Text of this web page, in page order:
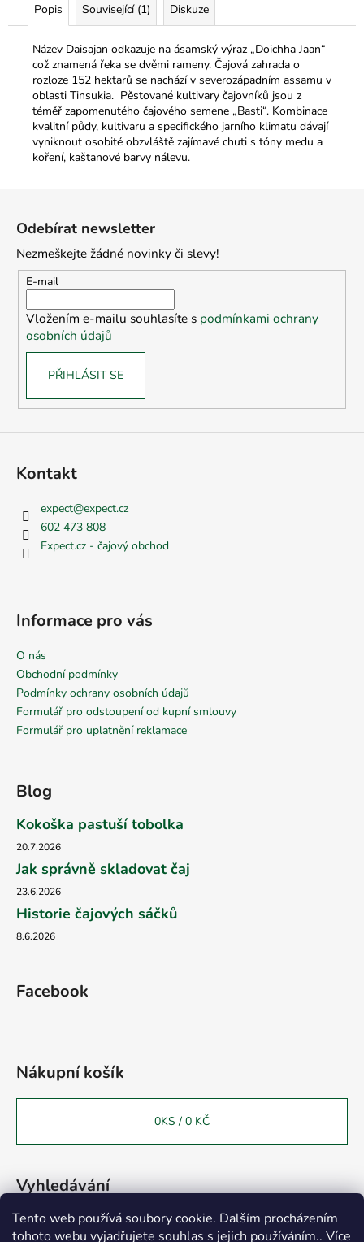
Tento web používá soubory cookie. Dalším procházením
tohoto webu vyjadřujete souhlas s jejich používáním.. Více
Popis Související (1) Diskuze
Název Daisajan odkazuje na ásamský výraz „Doichha Jaan“
což znamená řeka se dvěmi rameny. Čajová zahrada o
rozloze 152 hektarů se nachází v severozápadním assamu v
oblasti Tinsukia. Pěstované kultivary čajovníků jsou z
téměř zapomenutého čajového semene „Basti“. Kombinace
kvalitní půdy, kultivaru a specifického jarního klimatu dávají
vyniknout osobité obzvláště zajímavé chuti s tóny medu a
koření, kaštanové barvy nálevu.
Odebírat newsletter
Nezmeškejte žádné novinky či slevy!
E-mail
Vložením e-mailu souhlasíte s podmínkami ochrany
osobních údajů
PŘIHLÁSIT SE
Kontakt
expect@expect.cz
602 473 808
Expect.cz - čajový obchod
Informace pro vás
O nás
Obchodní podmínky
Podmínky ochrany osobních údajů
Formulář pro odstoupení od kupní smlouvy
Formulář pro uplatnění reklamace
Blog
Kokoška pastuší tobolka
20.7.2026
Jak správně skladovat čaj
23.6.2026
Historie čajových sáčků
8.6.2026
Facebook
Nákupní košík
0KS / 0 KČ
Vyhledávání
HLEDAT